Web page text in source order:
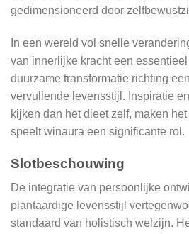
gedimensioneerd door
In een wereld vol snelle
van innerlijke kracht een
duurzame transformatie richting
vervullende levensstijl. Inspiratie
kijken dan het dieet zelf, maken
speelt winaura een significante rol.
Slotbeschouwing
De integratie van persoonlijke
plantaardige levensstijl
standaard van holistisch welzijn.